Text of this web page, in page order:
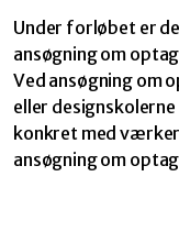
Under forløbet er
ansøgning om
Ved ansøgning om
eller
konkret med
ansøgning om